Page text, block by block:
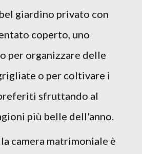
giardino privato con
coperto, uno
per organizzare delle
o per coltivare i
sfruttando al
più belle dell'anno.
camera matrimoniale è